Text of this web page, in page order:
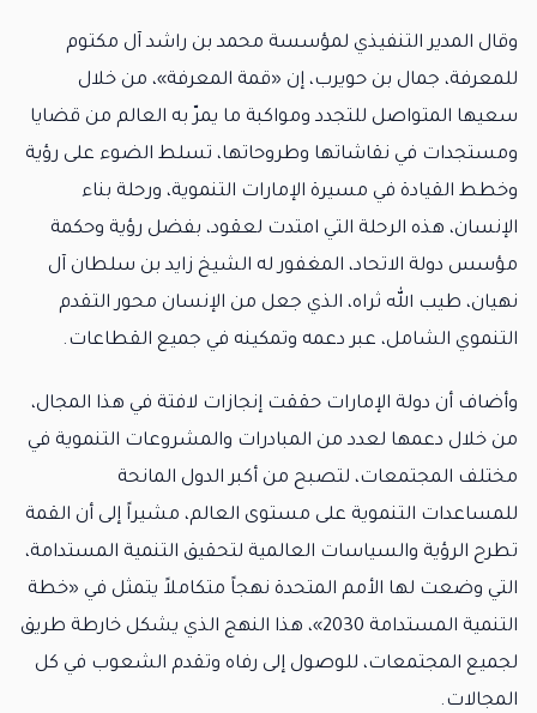
وقال المدير التنفيذي لمؤسسة محمد بن راشد آل مكتوم
للمعرفة، جمال بن حويرب، إن «قمة المعرفة»، من خلال
سعيها المتواصل للتجدد ومواكبة ما يمرّ به العالم من قضايا
ومستجدات في نقاشاتها وطروحاتها، تسلط الضوء على رؤية
وخطط القيادة في مسيرة الإمارات التنموية، ورحلة بناء
الإنسان، هذه الرحلة التي امتدت لعقود، بفضل رؤية وحكمة
مؤسس دولة الاتحاد، المغفور له الشيخ زايد بن سلطان آل
نهيان، طيب الله ثراه، الذي جعل من الإنسان محور التقدم
التنموي الشامل، عبر دعمه وتمكينه في جميع القطاعات.
وأضاف أن دولة الإمارات حققت إنجازات لافتة في هذا المجال،
من خلال دعمها لعدد من المبادرات والمشروعات التنموية في
مختلف المجتمعات، لتصبح من أكبر الدول المانحة
للمساعدات التنموية على مستوى العالم، مشيراً إلى أن القمة
تطرح الرؤية والسياسات العالمية لتحقيق التنمية المستدامة،
التي وضعت لها الأمم المتحدة نهجاً متكاملاً يتمثل في «خطة
التنمية المستدامة 2030»، هذا النهج الذي يشكل خارطة طريق
لجميع المجتمعات، للوصول إلى رفاه وتقدم الشعوب في كل
المجالات.